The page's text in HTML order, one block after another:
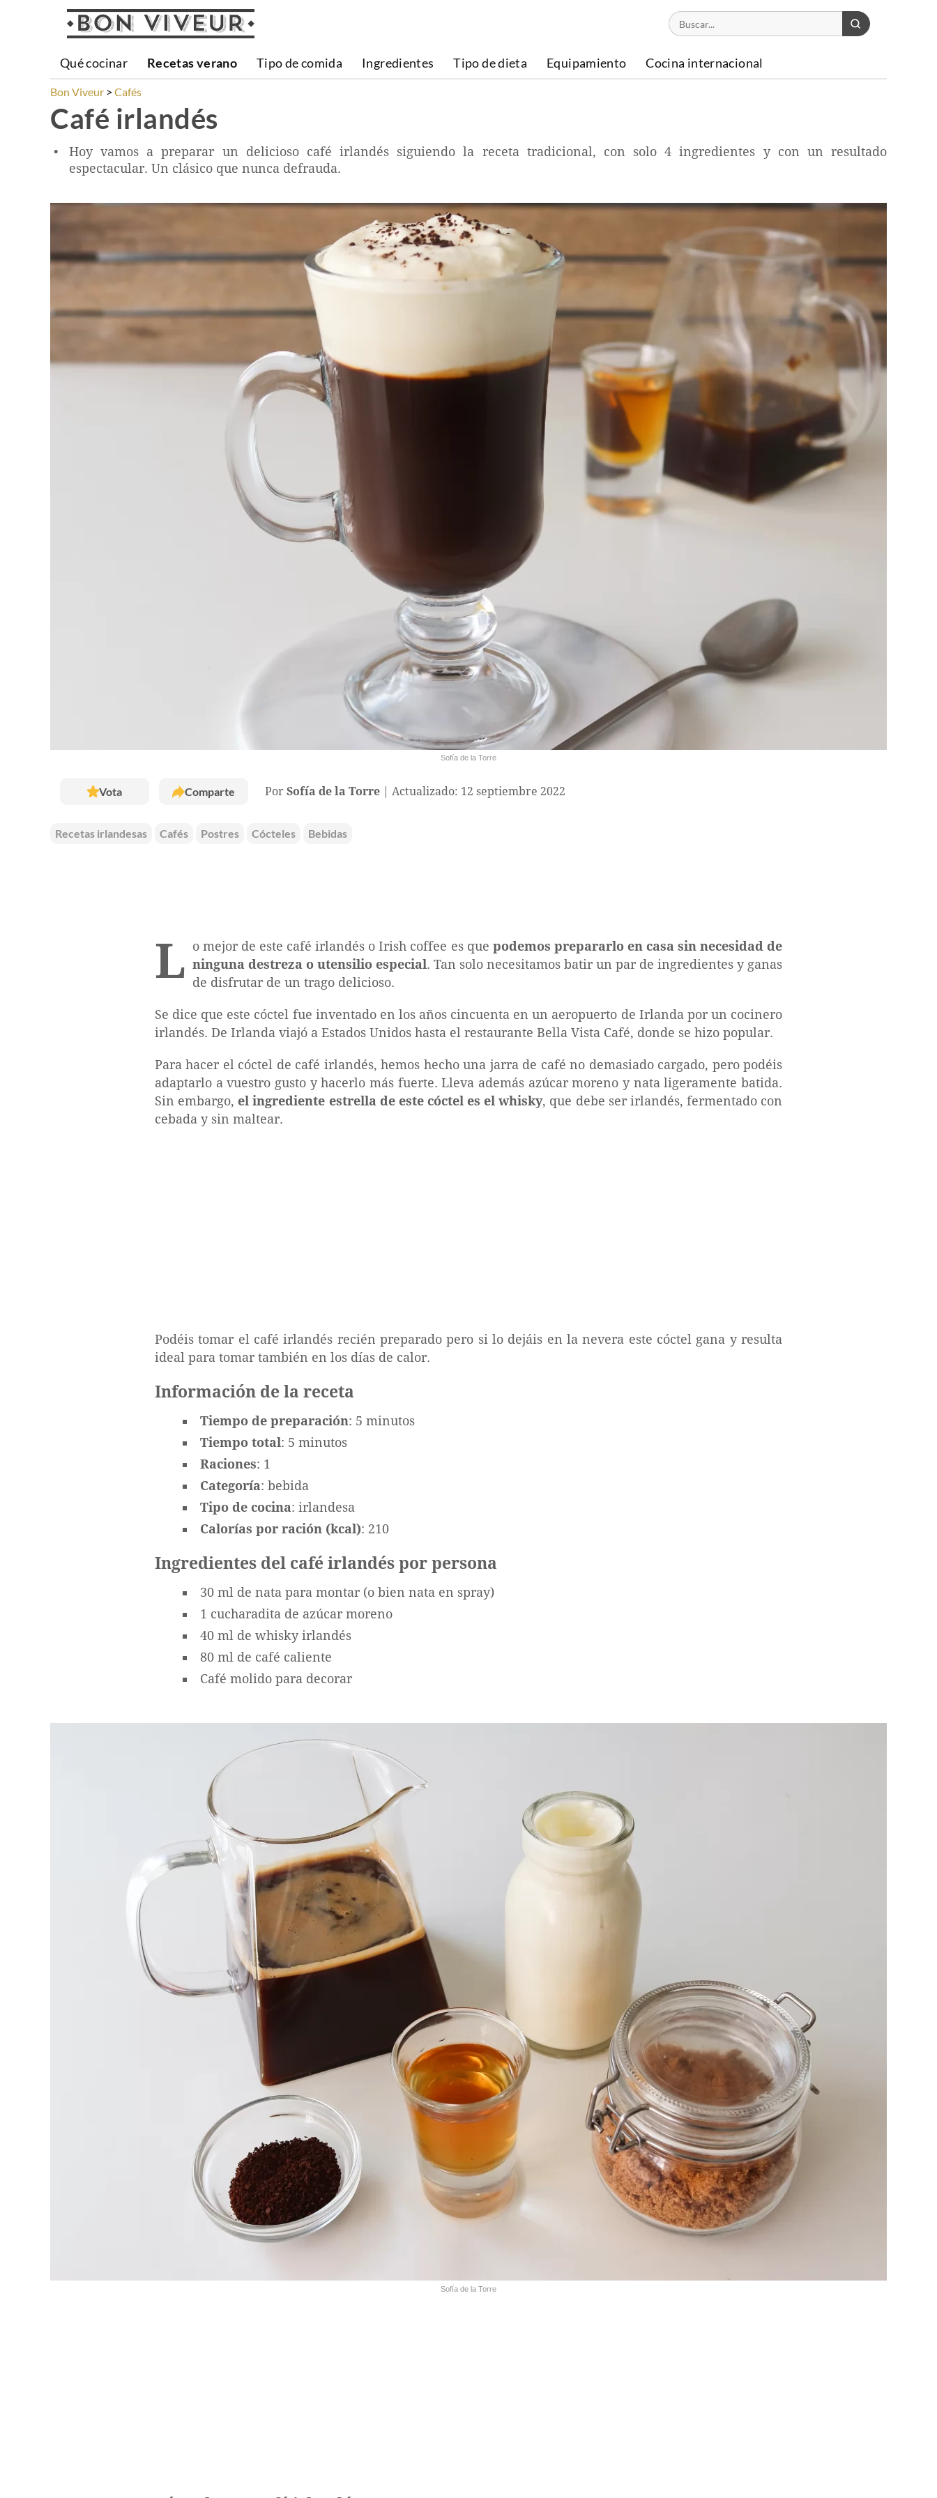
Qué cocinar Recetas verano Tipo de comida Ingredientes Tipo de dieta Equipamiento Cocina internacional
Bon Viveur Cafés
Café irlandés
Sofía de la Torre
Hoy vamos a preparar un delicioso café irlandés siguiendo la receta tradicional, con solo 4 ingredientes y con un resultado
espectacular. Un clásico que nunca defrauda.
Vota Comparte Por Sofía de la Torre Actualizado: 12 septiembre 2022
Recetas irlandesas Cafés Postres Cócteles Bebidas
L o mejor de este café irlandés o Irish coffee es que podemos prepararlo en casa sin necesidad de
ninguna destreza o utensilio especial. Tan solo necesitamos batir un par de ingredientes y ganas
de disfrutar de un trago delicioso.
Se dice que este cóctel fue inventado en los años cincuenta en un aeropuerto de Irlanda por un cocinero
irlandés. De Irlanda viajó a Estados Unidos hasta el restaurante Bella Vista Café, donde se hizo popular.
Para hacer el cóctel de café irlandés, hemos hecho una jarra de café no demasiado cargado, pero podéis
adaptarlo a vuestro gusto y hacerlo más fuerte. Lleva además azúcar moreno y nata ligeramente batida.
Sin embargo, el ingrediente estrella de este cóctel es el whisky, que debe ser irlandés, fermentado con
cebada y sin maltear.
Podéis tomar el café irlandés recién preparado pero si lo dejáis en la nevera este cóctel gana y resulta
ideal para tomar también en los días de calor.
Información de la receta
Tiempo de preparación: 5 minutos
Tiempo total: 5 minutos
Raciones: 1
Categoría: bebida
Tipo de cocina: irlandesa
Calorías por ración (kcal): 210
Ingredientes del café irlandés por persona
30 ml de nata para montar (o bien nata en spray)
1 cucharadita de azúcar moreno
40 ml de whisky irlandés
80 ml de café caliente
Café molido para decorar
Sofía de la Torre